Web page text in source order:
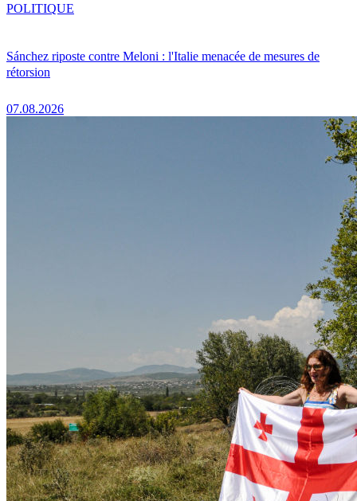
Sánchez riposte contre Meloni : l'Italie menacée de mesures de
rétorsion
07.08.2026
POLITIQUE